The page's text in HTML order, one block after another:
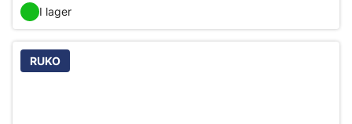
I lager
RUKO